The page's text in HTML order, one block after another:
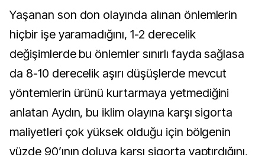
Yaşanan son don olayında alınan önlemlerin
hiçbir işe yaramadığını, 1-2 derecelik
değişimlerde bu önlemler sınırlı fayda sağlasa
da 8-10 derecelik aşırı düşüşlerde mevcut
yöntemlerin ürünü kurtarmaya yetmediğini
anlatan Aydın, bu iklim olayına karşı sigorta
maliyetleri çok yüksek olduğu için bölgenin
yüzde 90’ının doluya karşı sigorta yaptırdığını,